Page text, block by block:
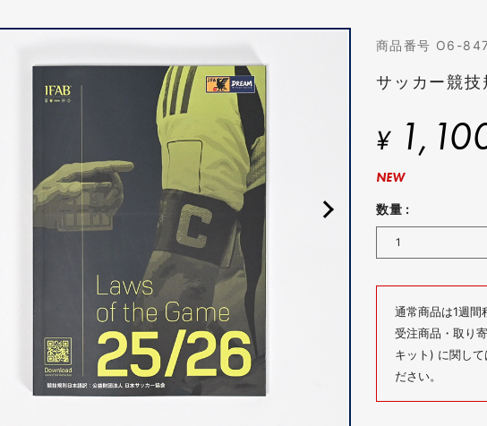
商品番号 O6-
サッカー競
¥
NEW
数量 :
通常商品は1週間
受注商品・取り
キット) に関して
ださい。